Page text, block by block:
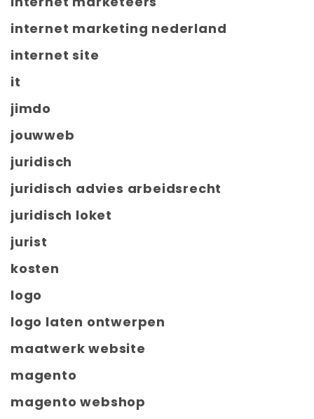
internet marketing nederland
internet site
it
jimdo
jouwweb
juridisch
juridisch advies arbeidsrecht
juridisch loket
jurist
kosten
logo
logo laten ontwerpen
maatwerk website
magento
magento webshop